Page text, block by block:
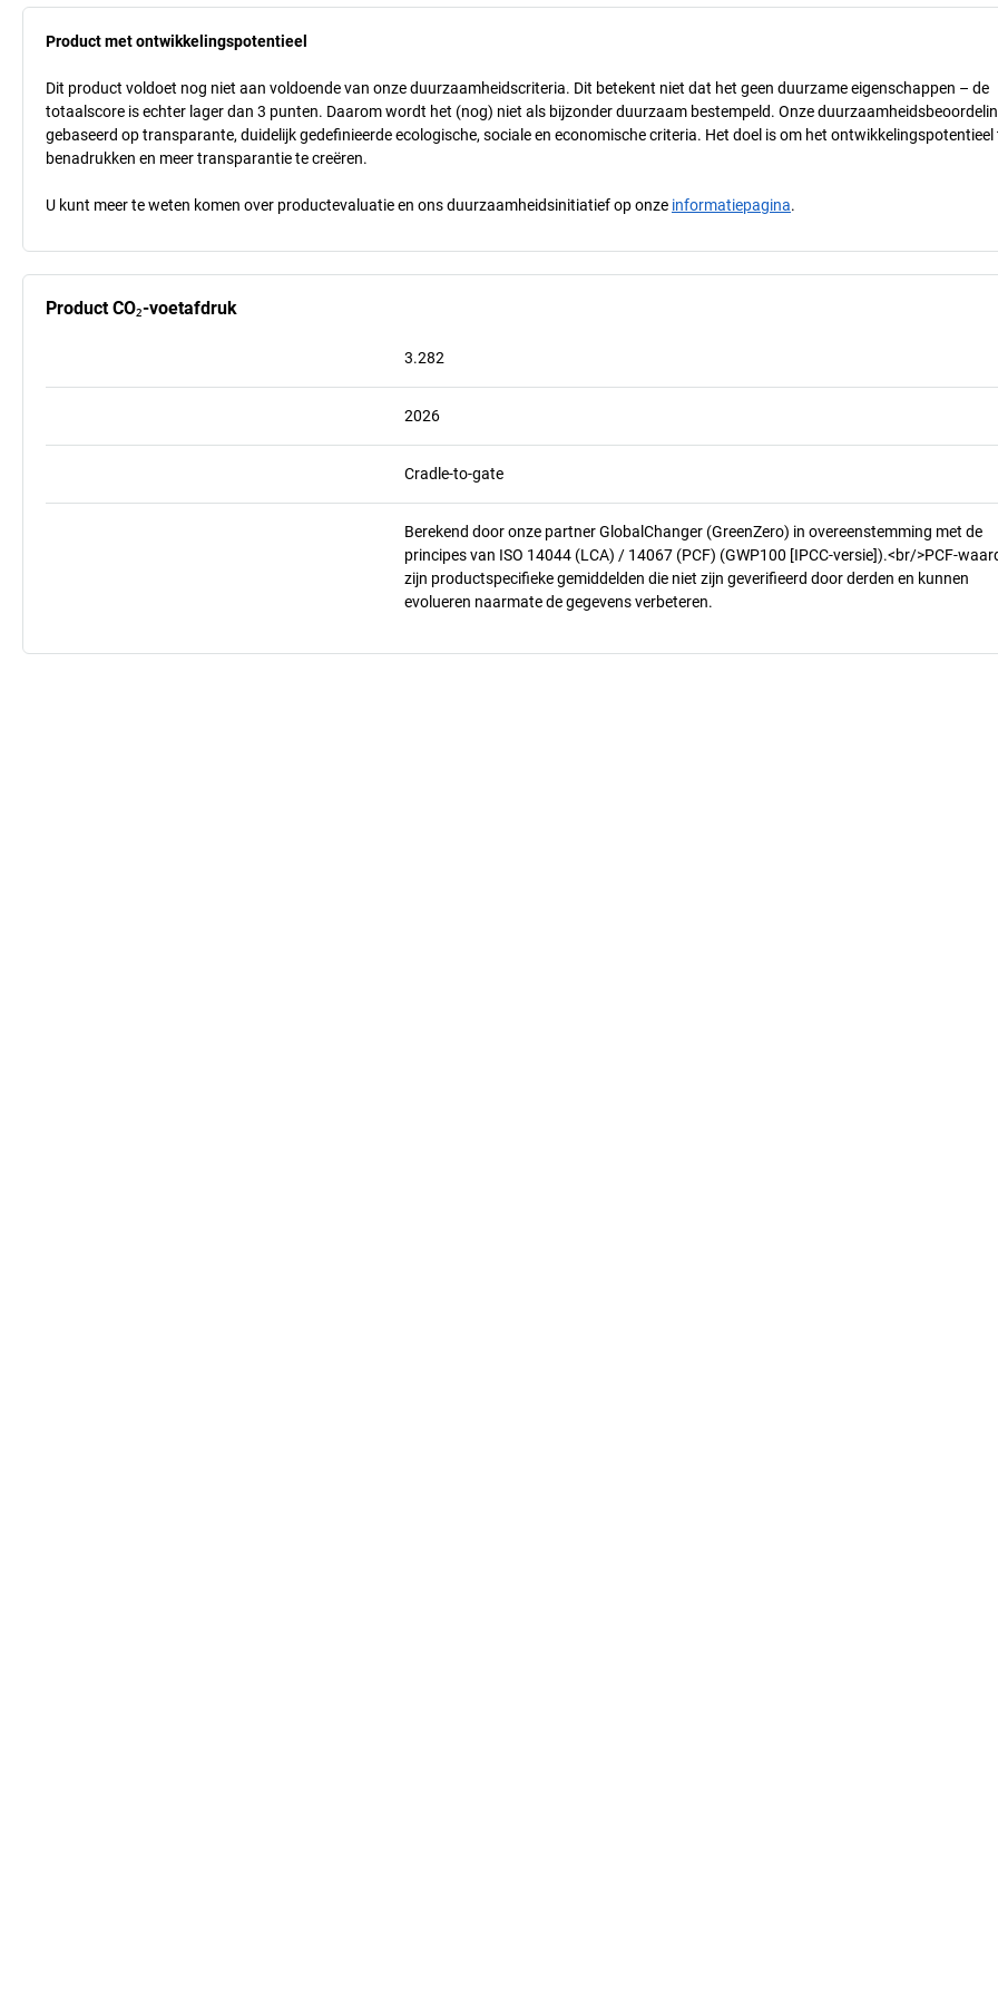
Product met ontwikkelingspotentieel
Dit product voldoet nog niet aan voldoende van onze duurzaamheidscriteria. Dit betekent niet dat het geen duurzame eigenschappen – de
totaalscore is echter lager dan 3 punten. Daarom wordt het (nog) niet als bijzonder duurzaam bestempeld. Onze
gebaseerd op transparante, duidelijk gedefinieerde ecologische, sociale en economische criteria. Het doel is om het ontwikkelingspotentieel
benadrukken en meer transparantie te creëren.
U kunt meer te weten komen over productevaluatie en ons duurzaamheidsinitiatief op onze informatiepagina.
Product CO₂-voetafdruk
3.282
2026
Cradle-to-gate
Berekend door onze partner GlobalChanger (GreenZero) in overeenstemming met de
principes van ISO 14044 (LCA) / 14067 (PCF) (GWP100 [IPCC-versie]).<br/>PCF-
zijn productspecifieke gemiddelden die niet zijn geverifieerd door derden en kunnen
evolueren naarmate de gegevens verbeteren.